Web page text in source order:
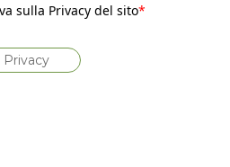
sulla Privacy del sito*
Privacy